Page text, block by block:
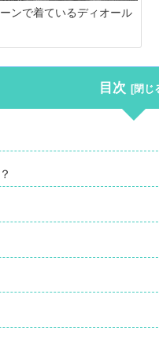
ンで着ているディオール
目次